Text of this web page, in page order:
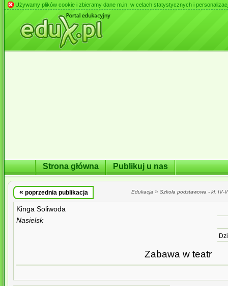
Używamy plików cookie i zbieramy dane m.in. w celach statystycznych i
Strona główna Publikuj u nas
« poprzednia publikacja Edukacja » Szkoła podstawowa - kl. IV-
Kinga Soliwoda
Nasielsk
Zabawa w teatr